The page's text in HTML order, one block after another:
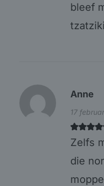
bleef
tzatziki
Anne
17
Zelfs
die